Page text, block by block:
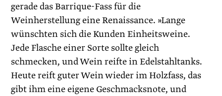
gerade das Barrique-Fass für die
Weinherstellung eine Renaissance. »Lange
wünschten sich die Kunden Einheitsweine.
Jede Flasche einer Sorte sollte gleich
schmecken, und Wein reifte in Edelstahltanks.
Heute reift guter Wein wieder im Holzfass, das
gibt ihm eine eigene Geschmacksnote, und